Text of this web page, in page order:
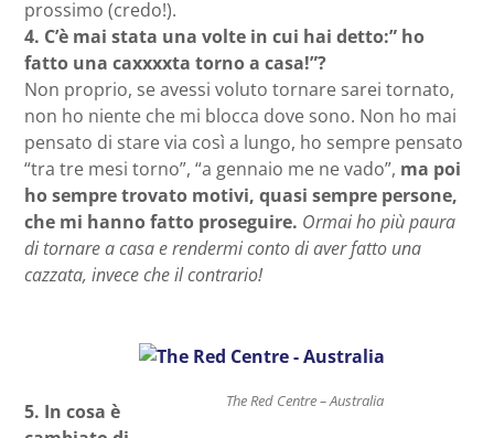
prossimo (credo!).
4. C’è mai stata una volte in cui hai detto:” ho
fatto una caxxxxta torno a casa!”?
Non proprio, se avessi voluto tornare sarei tornato,
non ho niente che mi blocca dove sono. Non ho mai
pensato di stare via così a lungo, ho sempre pensato
“tra tre mesi torno”, “a gennaio me ne vado”, ma poi
ho sempre trovato motivi, quasi sempre persone,
che mi hanno fatto proseguire. Ormai ho più paura
di tornare a casa e rendermi conto di aver fatto una
cazzata, invece che il contrario!
The Red Centre – Australia
5. In cosa è